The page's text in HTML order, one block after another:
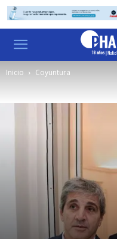
Inicio Coyuntura